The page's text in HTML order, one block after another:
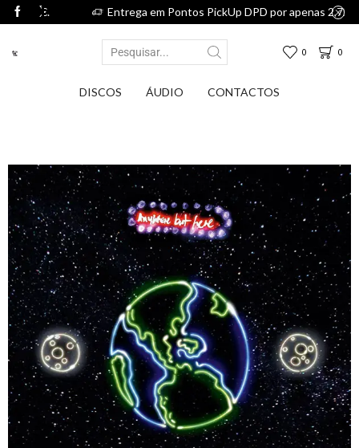
Entrega em Pontos PickUp DPD por apenas 2,75€.
0 0
DISCOS ÁUDIO CONTACTOS